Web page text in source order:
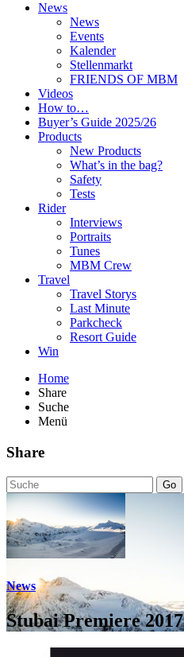
News
News
Events
Kalender
Stellenmarkt
FRIENDS OF MBM
Videos
How to…
Buyer’s Guide 2025/26
Products
New Products
What’s in the bag?
Safety
Tests
Rider
Interviews
Portraits
Tunes
MBM Crew
Travel
Travel Storys
Last Minute
Parkcheck
Resort Guide
Win
Home
Share
Suche
Menü
Share
Go
News
Stubai Premiere 2017